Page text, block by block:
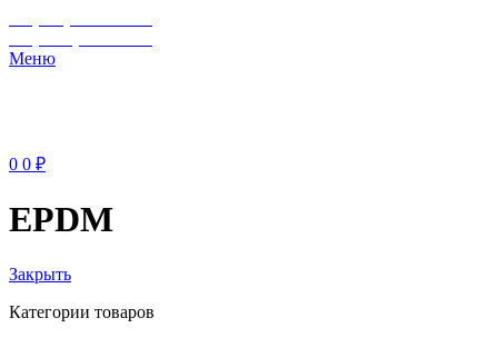
Меню
0 0 ₽
EPDM
Закрыть
Категории товаров